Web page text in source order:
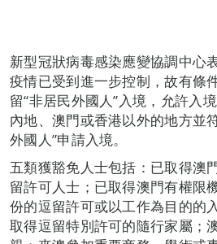
新型冠狀病毒感染應變協調中心
疫情已受到進一步控制，故有條
留“非居民外國人”入境，允許入
內地、澳門或香港以外的地方並
外國人”申請入境。
五類獲豁免人士包括：已取得澳
留許可人士；已取得澳門有權限
份的逗留許可或以工作為目的的
取得逗留特別許可的隨行家屬；